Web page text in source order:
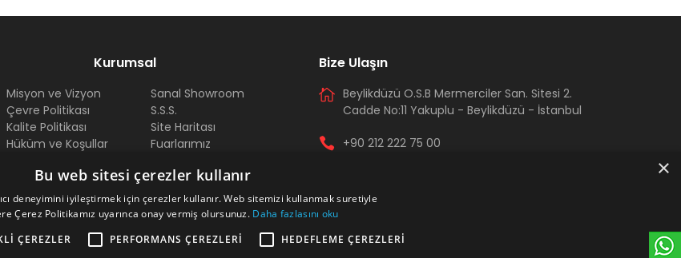
Kurumsal
Misyon ve Vizyon
Çevre Politikası
Kalite Politikası
Hüküm ve Koşullar
Dokümanlar
Sertifikalar
Sanal Showroom
S.S.S.
Site Haritası
Fuarlarımız
Arma Kariyer
Bize Ulaşın
Beylikdüzü O.S.B Mermerciler San. Sitesi 2.
Cadde No:11 Yakuplu - Beylikdüzü - İstanbul
+90 212 222 75 00
arma@armakontrol.com
×
Bu web sitesi çerezler kullanır
deneyimini iyileştirmek için çerezler kullanır. Web sitemizi kullanmak suretiyle
Çerez Politikamız uyarınca onay vermiş olursunuz. Daha fazlasını oku
ÇEREZLER
PERFORMANS ÇEREZLERI HEDEFLEME ÇEREZLERI